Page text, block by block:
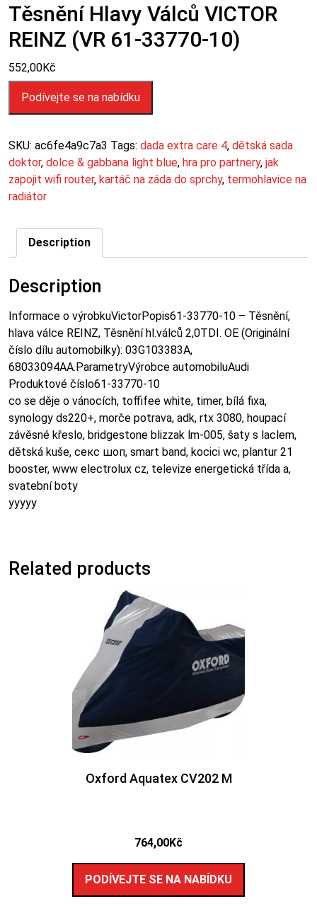
Těsnění Hlavy Válců VICTOR
REINZ (VR 61-33770-10)
552,00Kč
Podívejte se na nabídku
SKU: ac6fe4a9c7a3 Tags: dada extra care 4, dětská sada
doktor, dolce & gabbana light blue, hra pro partnery, jak
zapojit wifi router, kartáč na záda do sprchy, termohlavice na
radiátor
Description
Description
Informace o výrobkuVictorPopis61-33770-10 – Těsnění,
hlava válce REINZ, Těsnění hl.válců 2,0TDI. OE (Originální
číslo dílu automobilky): 03G103383A,
68033094AA.ParametryVýrobce automobiluAudi
Produktové číslo61-33770-10
co se děje o vánocích, toffifee white, timer, bílá fixa,
synology ds220+, morče potrava, adk, rtx 3080, houpací
závěsné křeslo, bridgestone blizzak lm-005, šaty s laclem,
dětská kuše, секс шоп, smart band, kocici wc, plantur 21
booster, www electrolux cz, televize energetická třída a,
svatební boty
yyyyy
Related products
Oxford Aquatex CV202 M
764,00Kč
PODÍVEJTE SE NA NABÍDKU